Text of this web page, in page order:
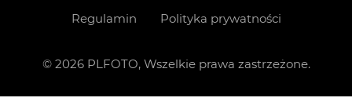
Regulamin Polityka prywatności
© 2026PLFOTO, Wszelkie prawa zastrzeżone.